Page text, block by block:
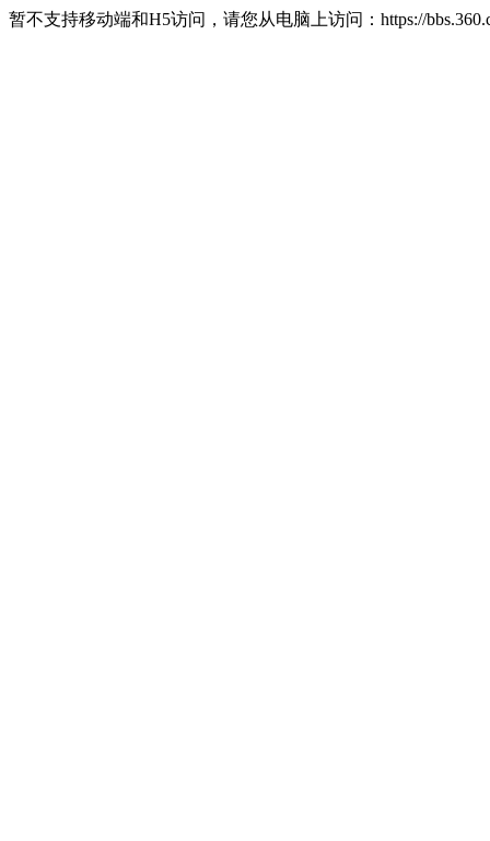
暂不支持移动端和H5访问，请您从电脑上访问：https://